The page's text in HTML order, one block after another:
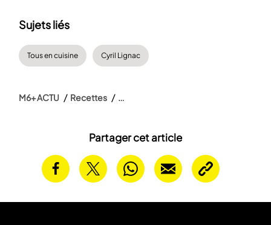
Partager cet article
Sujets liés
Tous en cuisine Cyril Lignac
M6+ ACTU Recettes